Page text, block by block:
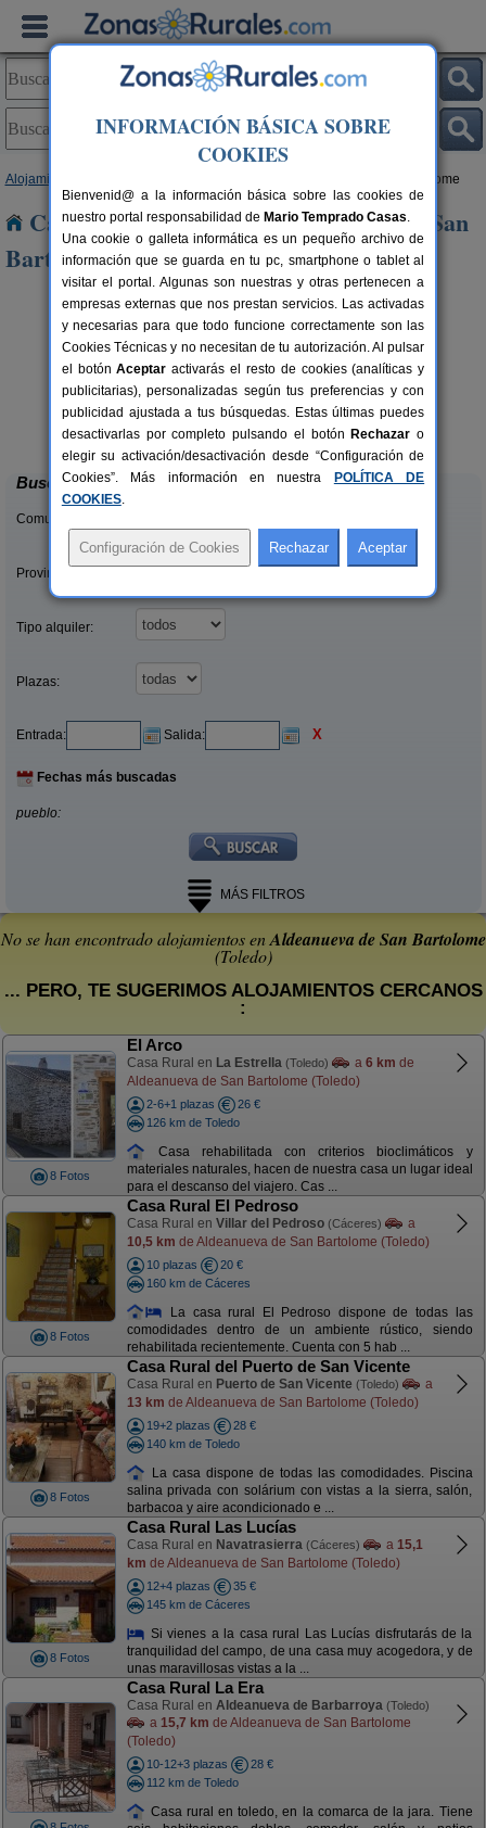
Alojamientos > Aldeanueva de San Bartolome
Casas Rurales cerca de Aldeanueva de San
Bartolome
8-14+4 pers.
desde30 €
Casa Rural Dos Hermanas
Navahermosa (Toledo)
Buscar
Comunidades:
Provincias/Islas:
Tipo alquiler:
Plazas:
Entrada: Salida: X
Fechas más buscadas
pueblo:
MÁS FILTROS
No se han encontrado alojamientos enAldeanueva de San Bartolome
(Toledo)
... PERO, TE SUGERIMOS ALOJAMIENTOS CERCANOS
:
8 Fotos
El Arco
Casa Rural en La Estrella (Toledo) a 6 km de
Aldeanueva de San Bartolome (Toledo)
2-6+1 plazas
26 €
126 km de Toledo
Casa rehabilitada con criterios bioclimáticos y
materiales naturales, hacen de nuestra casa un lugar ideal
para el descanso del viajero. Cas ...
8 Fotos
Casa Rural El Pedroso
Casa Rural en Villar del Pedroso (Cáceres)
a
10,5 km de Aldeanueva de San Bartolome (Toledo)
10 plazas
20 €
160 km de Cáceres
La casa rural El Pedroso dispone de todas las
comodidades dentro de un ambiente rústico, siendo
rehabilitada recientemente. Cuenta con 5 hab ...
8 Fotos
Casa Rural del Puerto de San Vicente
Casa Rural en Puerto de San Vicente (Toledo)
a
13 km de Aldeanueva de San Bartolome (Toledo)
19+2 plazas
28 €
140 km de Toledo
La casa dispone de todas las comodidades. Piscina
salina privada con solárium con vistas a la sierra, salón,
barbacoa y aire acondicionado e ...
8 Fotos
Casa Rural Las Lucías
Casa Rural en Navatrasierra (Cáceres) a 15,1
km de Aldeanueva de San Bartolome (Toledo)
12+4 plazas
35 €
145 km de Cáceres
Si vienes a la casa rural Las Lucías disfrutarás de la
tranquilidad del campo, de una casa muy acogedora, y de
unas maravillosas vistas a la ...
Casa Rural La Era
Casa Rural en Aldeanueva de Barbarroya (Toledo)
a 15,7 km de Aldeanueva de San Bartolome
(Toledo)
10-12+3 plazas
28 €
112 km de Toledo
Casa rural en toledo, en la comarca de la jara. Tiene
INFORMACIÓN BÁSICA SOBRE
COOKIES
Bienvenid@ a la información básica sobre las cookies de
nuestro portal responsabilidad de Mario Temprado Casas.
Una cookie o galleta informática es un pequeño archivo de
información que se guarda en tu pc, smartphone o tablet al
visitar el portal. Algunas son nuestras y otras pertenecen a
empresas externas que nos prestan servicios. Las activadas
y necesarias para que todo funcione correctamente son las
Cookies Técnicas y no necesitan de tu autorización. Al pulsar
el botónAceptar activarás el resto de cookies (analíticas y
publicitarias), personalizadas según tus preferencias y con
publicidad ajustada a tus búsquedas. Estas últimas puedes
desactivarlas por completo pulsando el botón Rechazar o
elegir su activación/desactivación desde “Configuración de
Cookies”. Más información en nuestra
POLÍTICA DE
COOKIES.